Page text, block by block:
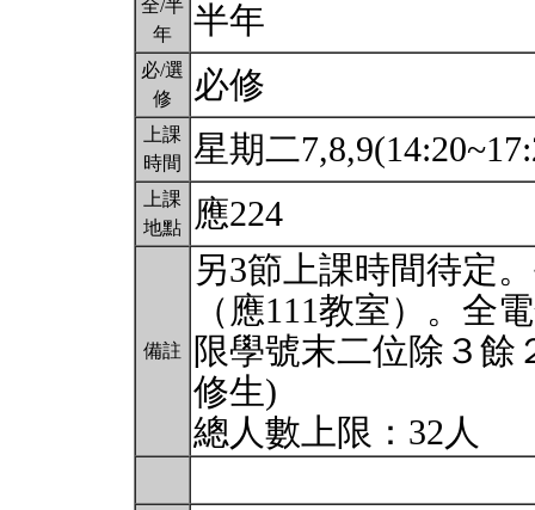
全/半
年
半年
必/選
修
必修
上課
時間
星期二
上課
地點
應224
備註
另3節上課時間待定
（應111教室）。全
限學號末二位除３餘
修生)
總人數上限：32人